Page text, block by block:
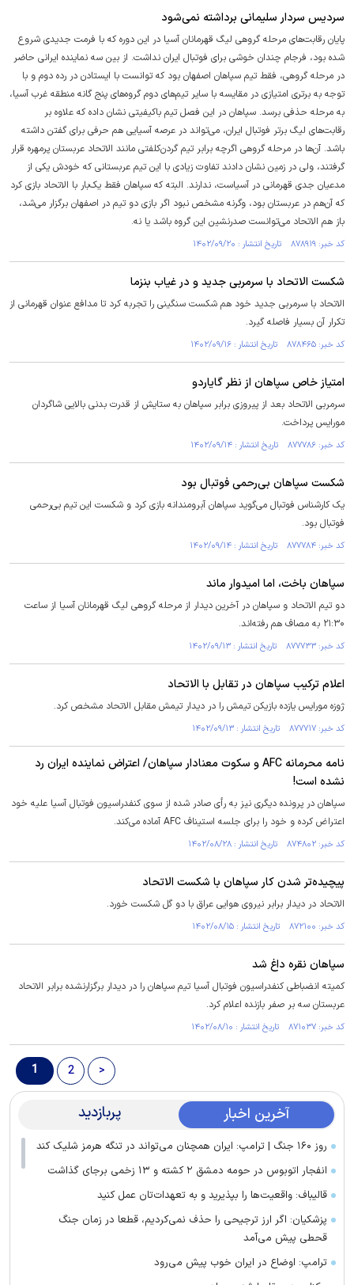
سردیس سردار سلیمانی برداشته نمی‌شود
پایان رقابت‌های مرحله گروهی لیگ قهرمانان آسیا در این دوره که با فرمت جدیدی شروع
شده بود، فرجام چندان خوشی برای فوتبال ایران نداشت. از بین سه نماینده ایرانی حاضر
در مرحله گروهی، فقط تیم سپاهان اصفهان بود که توانست با ایستادن در رده دوم و با
توجه به برتری امتیازی در مقایسه با سایر تیم‌های دوم گروه‌های پنج گانه منطقه غرب آسیا،
به مرحله حذفی برسد. سپاهان در این فصل تیم باکیفیتی نشان داده که علاوه بر
رقابت‌های لیگ برتر فوتبال ایران، می‌تواند در عرصه آسیایی هم حرفی برای گفتن داشته
باشد. آن‌ها در مرحله گروهی اگرچه برابر تیم گردن‌کلفتی مانند الاتحاد عربستان پرمهره قرار
گرفتند، ولی در زمین نشان دادند تفاوت زیادی با این تیم عربستانی که خودش یکی از
مدعیان جدی قهرمانی در آسیاست، ندارند. البته که سپاهان فقط یک‌بار با الاتحاد بازی کرد
که آن‌هم در عربستان بود، وگرنه مشخص نبود اگر بازی دو تیم در اصفهان برگزار می‌شد،
باز هم الاتحاد می‌توانست صدرنشین این گروه باشد یا نه.
کد خبر: ۸۷۸۹۱۹ تاریخ انتشار : ۱۴۰۲/۰۹/۲۰
شکست الاتحاد با سرمربی جدید و در غیاب بنزما
الاتحاد با سرمربی جدید خود هم شکست سنگینی را تجربه کرد تا مدافع عنوان قهرمانی از
تکرار آن بسیار فاصله گیرد.
کد خبر: ۸۷۸۴۶۵ تاریخ انتشار : ۱۴۰۲/۰۹/۱۶
امتیاز خاص سپاهان از نظر گایاردو
سرمربی الاتحاد بعد از پیروزی برابر سپاهان به ستایش از قدرت بدنی بالایی شاگردان
مورایس پرداخت.
کد خبر: ۸۷۷۷۸۶ تاریخ انتشار : ۱۴۰۲/۰۹/۱۴
شکست سپاهان بی‌رحمی فوتبال بود
یک کارشناس فوتبال می‌گوید سپاهان آبرومندانه بازی کرد و شکست این تیم بی‌رحمی
فوتبال بود.
کد خبر: ۸۷۷۷۸۴ تاریخ انتشار : ۱۴۰۲/۰۹/۱۴
سپاهان باخت، اما امیدوار ماند
دو تیم الاتحاد و سپاهان در آخرین دیدار از مرحله گروهی لیگ قهرمانان آسیا از ساعت
۲۱:۳۰ به مصاف هم رفته‌اند.
کد خبر: ۸۷۷۷۳۳ تاریخ انتشار : ۱۴۰۲/۰۹/۱۳
اعلام ترکیب سپاهان در تقابل با الاتحاد
ژوزه مورایس یازده بازیکن تیمش را در دیدار تیمش مقابل الاتحاد مشخص کرد.
کد خبر: ۸۷۷۷۱۷ تاریخ انتشار : ۱۴۰۲/۰۹/۱۳
نامه محرمانه AFC و سکوت معنادار سپاهان/ اعتراض نماینده ایران رد
نشده است!
سپاهان در پرونده دیگری نیز به رأی صادر شده از سوی کنفدراسیون فوتبال آسیا علیه خود
اعتراض کرده و خود را برای جلسه استیناف AFC آماده می‌کند.
کد خبر: ۸۷۴۸۰۲ تاریخ انتشار : ۱۴۰۲/۰۸/۲۸
پیچیده‌تر شدن کار سپاهان با شکست الاتحاد
الاتحاد در دیدار برابر نیروی هوایی عراق با دو گل شکست خورد.
کد خبر: ۸۷۲۱۰۰ تاریخ انتشار : ۱۴۰۲/۰۸/۱۵
سپاهان نقره داغ شد
کمیته انضباطی کنفدراسیون فوتبال آسیا تیم سپاهان را در دیدار برگزارنشده برابر الاتحاد
عربستان سه بر صفر بازنده اعلام کرد.
کد خبر: ۸۷۱۰۳۷ تاریخ انتشار : ۱۴۰۲/۰۸/۱۰
1 2 >
آخرین اخبار پربازدید
روز ۱۶۰ جنگ | ترامپ: ایران همچنان می‌تواند در تنگه هرمز شلیک کند
انفجار اتوبوس در حومه دمشق ۲ کشته و ۱۳ زخمی برجای گذاشت
قالیباف: واقعیت‌ها را بپذیرید و به تعهدات‌تان عمل کنید
پزشکیان: اگر ارز ترجیحی را حذف نمی‌کردیم، قطعا در زمان جنگ
قحطی پیش می‌آمد
ترامپ: اوضاع در ایران خوب پیش می‌رود